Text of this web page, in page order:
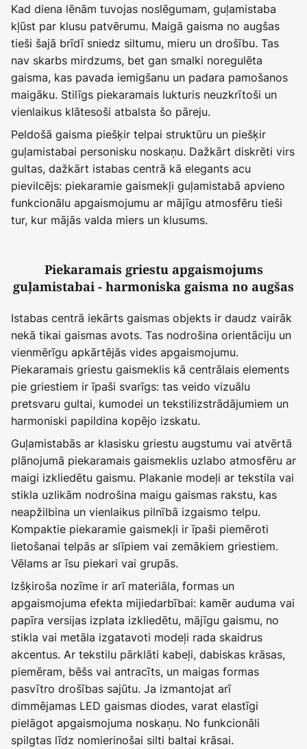
Kad diena lēnām tuvojas noslēgumam, guļamistaba
kļūst par klusu patvērumu. Maigā gaisma no augšas
tieši šajā brīdī sniedz siltumu, mieru un drošību. Tas
nav skarbs mirdzums, bet gan smalki noregulēta
gaisma, kas pavada iemigšanu un padara pamošanos
maigāku. Stilīgs piekaramais lukturis neuzkrītoši un
vienlaikus klātesoši atbalsta šo pāreju.
Peldošā gaisma piešķir telpai struktūru un piešķir
guļamistabai personisku noskaņu. Dažkārt diskrēti virs
gultas, dažkārt istabas centrā kā elegants acu
pievilcējs: piekaramie gaismekļi guļamistabā apvieno
funkcionālu apgaismojumu ar mājīgu atmosfēru tieši
tur, kur mājās valda miers un klusums.
Piekaramais griestu apgaismojums
guļamistabai - harmoniska gaisma no augšas
Istabas centrā iekārts gaismas objekts ir daudz vairāk
nekā tikai gaismas avots. Tas nodrošina orientāciju un
vienmērīgu apkārtējās vides apgaismojumu.
Piekaramais griestu gaismeklis kā centrālais elements
pie griestiem ir īpaši svarīgs: tas veido vizuālu
pretsvaru gultai, kumodei un tekstilizstrādājumiem un
harmoniski papildina kopējo izskatu.
Guļamistabās ar klasisku griestu augstumu vai atvērtā
plānojumā piekaramais gaismeklis uzlabo atmosfēru ar
maigi izkliedētu gaismu. Plakanie modeļi ar tekstila vai
stikla uzlikām nodrošina maigu gaismas rakstu, kas
neapžilbina un vienlaikus pilnībā izgaismo telpu.
Kompaktie piekaramie gaismekļi ir īpaši piemēroti
lietošanai telpās ar slīpiem vai zemākiem griestiem.
Vēlams ar īsu piekari vai grupās.
Izšķiroša nozīme ir arī materiāla, formas un
apgaismojuma efekta mijiedarbībai: kamēr auduma vai
papīra versijas izplata izkliedētu, mājīgu gaismu, no
stikla vai metāla izgatavoti modeļi rada skaidrus
akcentus. Ar tekstilu pārklāti kabeļi, dabiskas krāsas,
piemēram, bēšs vai antracīts, un maigas formas
pasvītro drošības sajūtu. Ja izmantojat arī
dimmējamas LED gaismas diodes, varat elastīgi
pielāgot apgaismojuma noskaņu. No funkcionāli
spilgtas līdz nomierinošai silti baltai krāsai.